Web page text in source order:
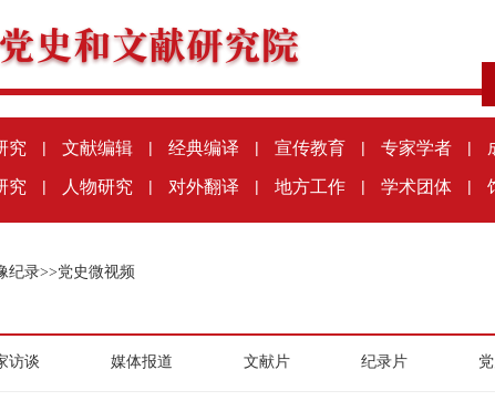
究 | 文献编辑 | 经典编译 | 宣传教育 | 专家学者 |
究 | 人物研究 | 对外翻译 | 地方工作 | 学术团体 |
纪录>>党史微视频
访谈 媒体报道 文献片 纪录片